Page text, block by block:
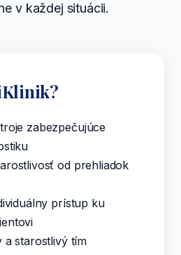
v každej situácii.
zabezpečujúce
od prehliadok
prístup ku
a starostlivý tím